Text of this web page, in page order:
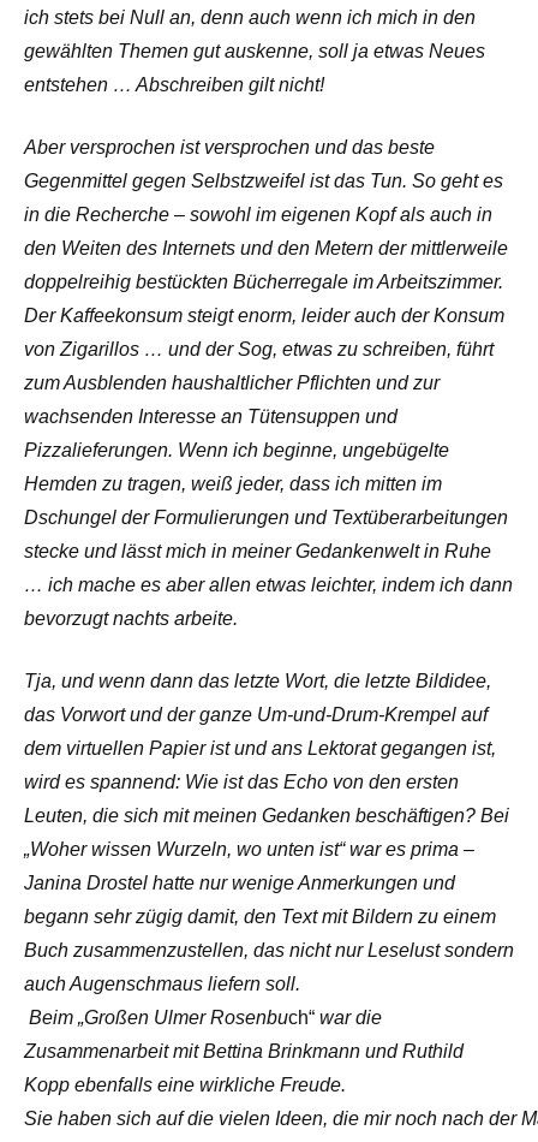
ich stets bei Null an, denn auch wenn ich mich in den
gewählten Themen gut auskenne, soll ja etwas Neues
entstehen … Abschreiben gilt nicht!
Aber versprochen ist versprochen und das beste
Gegenmittel gegen Selbstzweifel ist das Tun. So geht es
in die Recherche – sowohl im eigenen Kopf als auch in
den Weiten des Internets und den Metern der mittlerweile
doppelreihig bestückten Bücherregale im Arbeitszimmer.
Der Kaffeekonsum steigt enorm, leider auch der Konsum
von Zigarillos … und der Sog, etwas zu schreiben, führt
zum Ausblenden haushaltlicher Pflichten und zur
wachsenden Interesse an Tütensuppen und
Pizzalieferungen. Wenn ich beginne, ungebügelte
Hemden zu tragen, weiß jeder, dass ich mitten im
Dschungel der Formulierungen und Textüberarbeitungen
stecke und lässt mich in meiner Gedankenwelt in Ruhe
… ich mache es aber allen etwas leichter, indem ich dann
bevorzugt nachts arbeite.
Tja, und wenn dann das letzte Wort, die letzte Bildidee,
das Vorwort und der ganze Um-und-Drum-Krempel auf
dem virtuellen Papier ist und ans Lektorat gegangen ist,
wird es spannend: Wie ist das Echo von den ersten
Leuten, die sich mit meinen Gedanken beschäftigen? Bei
„Woher wissen Wurzeln, wo unten ist“ war es prima –
Janina Drostel hatte nur wenige Anmerkungen und
begann sehr zügig damit, den Text mit Bildern zu einem
Buch zusammenzustellen, das nicht nur Leselust sondern
auch Augenschmaus liefern soll.
Beim „Großen Ulmer Rosenbuch“ war die
Zusammenarbeit mit Bettina Brinkmann und Ruthild
Kopp ebenfalls eine wirkliche Freude.
Sie haben sich auf die vielen Ideen, die mir noch nach der